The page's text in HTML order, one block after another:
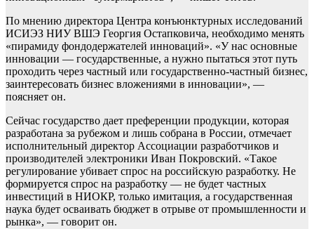
По мнению директора Центра конъюнктурных исследований
ИСИЭЗ НИУ ВШЭ Георгия Остапковича, необходимо менять
«пирамиду фондодержателей инноваций». «У нас основные
инновации — государственные, а нужно пытаться этот путь
проходить через частный или государственно-частный бизнес,
заинтересовать бизнес вложениями в инновации», —
поясняет он.
Сейчас государство дает преференции продукции, которая
разработана за рубежом и лишь собрана в России, отмечает
исполнительный директор Ассоциации разработчиков и
производителей электроники Иван Покровский. «Такое
регулирование убивает спрос на российскую разработку. Не
формируется спрос на разработку — не будет частных
инвестиций в НИОКР, только имитация, а государственная
наука будет осваивать бюджет в отрыве от промышленности и
рынка», — говорит он.